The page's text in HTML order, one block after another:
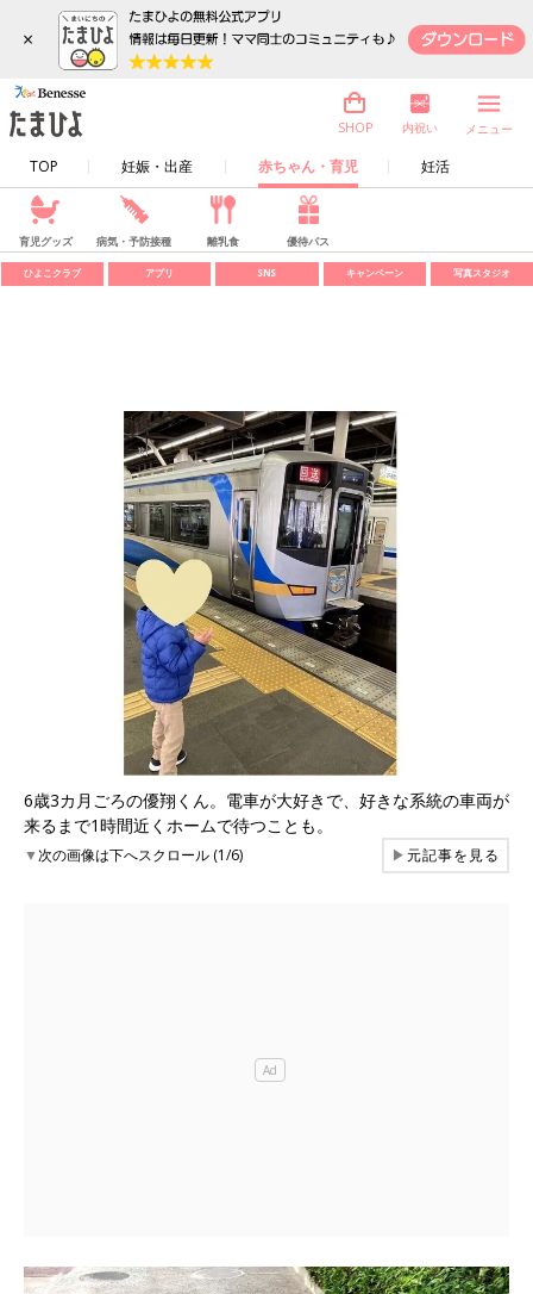
×
TOP 妊娠・出産 赤ちゃん・育児 妊活
SHOP 内祝い メニュー
育児グッズ 病気・予防接種 離乳食 優待パス
ひよこクラブ アプリ SNS キャンペーン 写真スタジオ
6歳3カ月ごろの優翔くん。電車が大好きで、好きな系統の車両が
来るまで1時間近くホームで待つことも。
▼次の画像は下へスクロール (1/6) ▶元記事を見る